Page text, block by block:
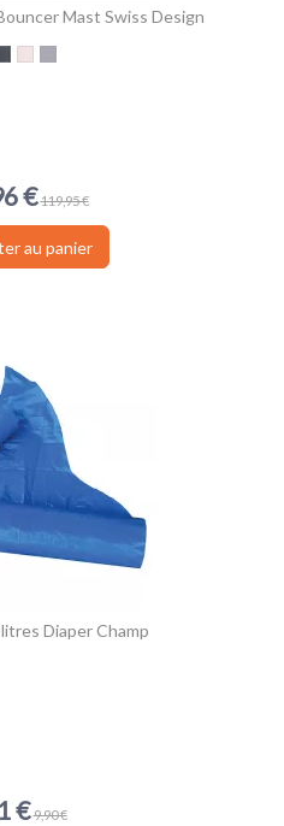
Mast Swiss Design
€ 119,95 €
Grey
Dark Grey
RoseSteel Blue
au panier
Diaper Champ
€ 9,90 €